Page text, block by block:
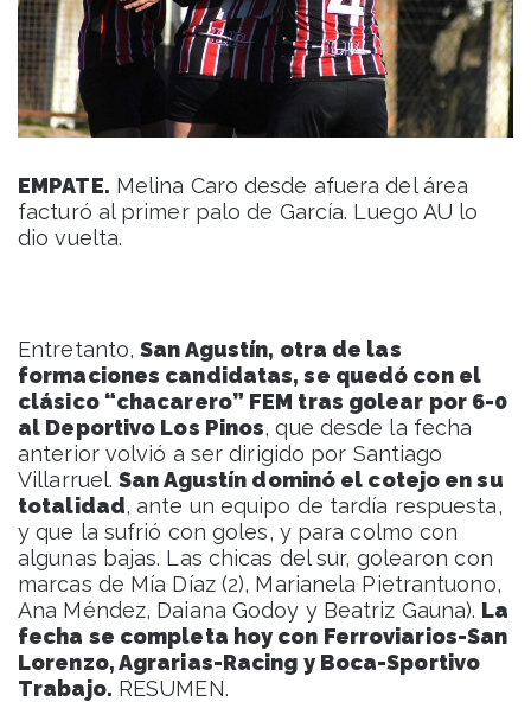
EMPATE. Melina Caro desde afuera del área
facturó al primer palo de García. Luego AU lo
dio vuelta.
Entretanto,San Agustín, otra de las
formaciones candidatas, se quedó con el
clásico “chacarero” FEM tras golear por 6-0
al Deportivo Los Pinos, que desde la fecha
anterior volvió a ser dirigido por Santiago
Villarruel.San Agustín dominó el cotejo en su
totalidad, ante un equipo de tardía respuesta,
y que la sufrió con goles, y para colmo con
algunas bajas. Las chicas del sur, golearon con
marcas de Mía Díaz (2), Marianela Pietrantuono,
Ana Méndez, Daiana Godoy y Beatriz Gauna). La
fecha se completa hoy con Ferroviarios-San
Lorenzo, Agrarias-Racing y Boca-Sportivo
Trabajo. RESUMEN.